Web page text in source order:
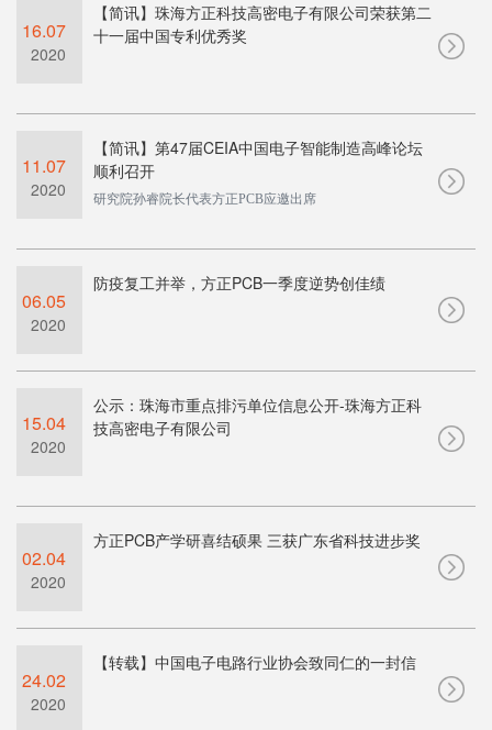
16.07
2020
【简讯】珠海方正科技高密电子有限公司荣获第二
十一届中国专利优秀奖
11.07
2020
【简讯】第47届CEIA中国电子智能制造高峰论坛
顺利召开
研究院孙睿院长代表方正PCB应邀出席
06.05
2020
防疫复工并举，方正PCB一季度逆势创佳绩
15.04
2020
公示：珠海市重点排污单位信息公开-珠海方正科
技高密电子有限公司
02.04
2020
方正PCB产学研喜结硕果 三获广东省科技进步奖
24.02
2020
【转载】中国电子电路行业协会致同仁的一封信